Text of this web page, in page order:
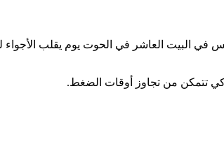
العاشر في الحوت يوم يقلب الأجواء
كي تتمكن من تجاوز أوقات الضغط.